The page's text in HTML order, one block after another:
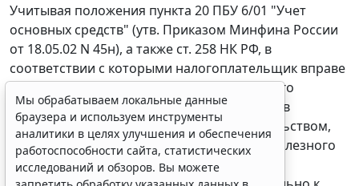
Учитывая положения пункта 20 ПБУ 6/01 "Учет
основных средств" (утв. Приказом Минфина России
от 18.05.02 N 45н), а также ст. 258 НК РФ, в
соответствии с которыми налогоплательщик вправе
самостоятельно определить срок полезного
использования объекта основных средств в
пределах сроков, установленных Правительством,
Общество правомерно установило срок полезного
использования ангара 15 лет, рассчитало
Мы обрабатываем локальные данные
браузера и используем инструменты
аналитики в целях улучшения и обеспечения
работоспособности сайта, статистических
исследований и обзоров. Вы можете